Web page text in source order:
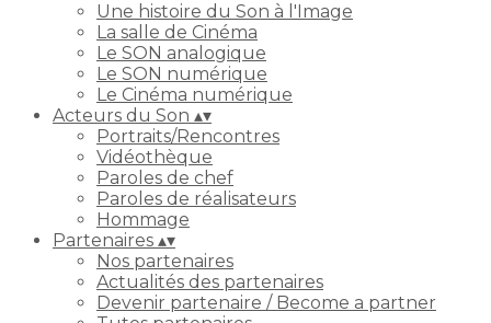
Une histoire du Son à l'Image
La salle de Cinéma
Le SON analogique
Le SON numérique
Le Cinéma numérique
Acteurs du Son ▴▾
Portraits/Rencontres
Vidéothèque
Paroles de chef
Paroles de réalisateurs
Hommage
Partenaires ▴▾
Nos partenaires
Actualités des partenaires
Devenir partenaire / Become a partner